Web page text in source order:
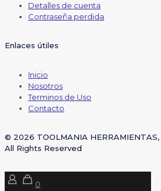
Detalles de cuenta
Contraseña perdida
Enlaces útiles
Inicio
Nosotros
Terminos de Uso
Contacto
© 2026 TOOLMANIA HERRAMIENTAS,
All Rights Reserved
0